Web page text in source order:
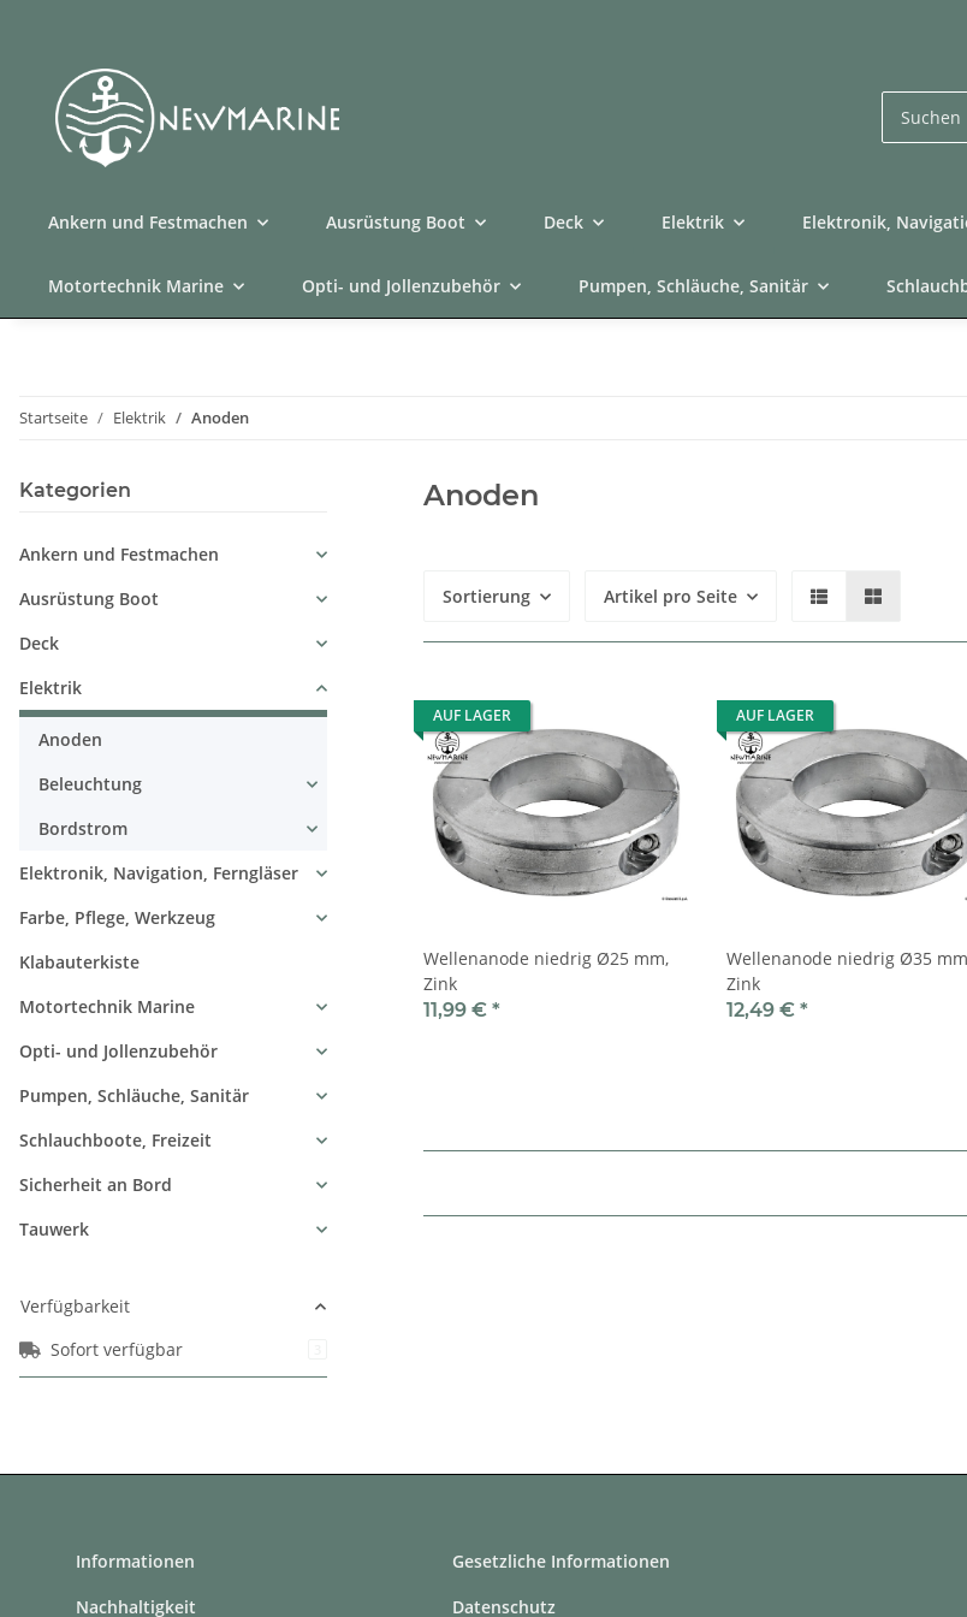
Ankern und Festmachen Ausrüstung Boot Deck Elektrik Elektronik,
Motortechnik Marine Opti- und Jollenzubehör Pumpen, Schläuche, Sanitär
Startseite Elektrik Anoden
Anoden
Sortierung Artikel pro Seite
AUF LAGER
Wellenanode niedrig Ø25 mm,
Zink
11,99 € *
AUF LAGER
Wellenanode niedrig Ø35
Zink
12,49 € *
Kategorien
Ankern und Festmachen
Ausrüstung Boot
Deck
Elektrik
Anoden
Beleuchtung
Bordstrom
Elektronik, Navigation, Ferngläser
Farbe, Pflege, Werkzeug
Klabauterkiste
Motortechnik Marine
Opti- und Jollenzubehör
Pumpen, Schläuche, Sanitär
Schlauchboote, Freizeit
Sicherheit an Bord
Tauwerk
Verfügbarkeit
Sofort verfügbar
Informationen
Nachhaltigkeit
Gesetzliche Informationen
Datenschutz